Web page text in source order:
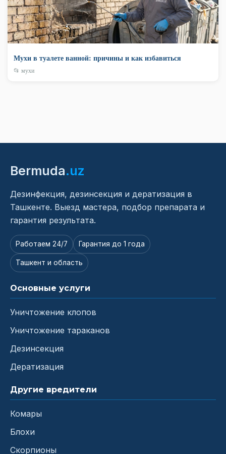
Мухи в туалете ванной: причины и как избавиться
📂 мухи
Bermuda.uz
Дезинфекция, дезинсекция и дератизация в
Ташкенте. Выезд мастера, подбор препарата и
гарантия результата.
Работаем 24/7 Гарантия до 1 года
Ташкент и область
Основные услуги
Уничтожение клопов
Уничтожение тараканов
Дезинсекция
Дератизация
Другие вредители
Комары
Блохи
Скорпионы